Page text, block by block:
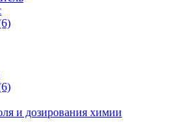
и дозирования химии